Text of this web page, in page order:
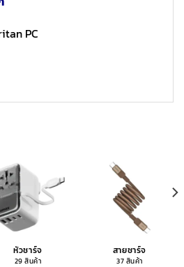
PC
หัวชาร์จ
29 สินค้า
สายชาร์จ
37 สินค้า